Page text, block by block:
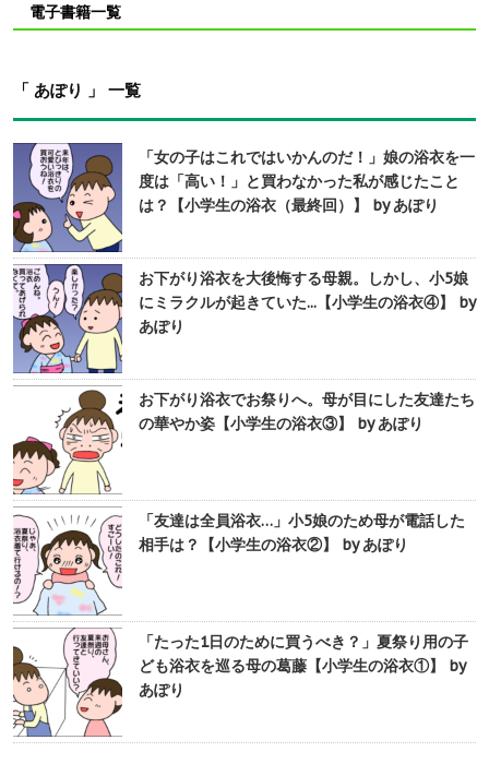
電子書籍一覧
「 あぽり 」 一覧
「女の子はこれではいかんのだ！」娘の浴衣を一
度は「高い！」と買わなかった私が感じたこと
は？【小学生の浴衣（最終回）】 by あぽり
お下がり浴衣を大後悔する母親。しかし、小5娘
にミラクルが起きていた...【小学生の浴衣④】 by
あぽり
お下がり浴衣でお祭りへ。母が目にした友達たち
の華やか姿【小学生の浴衣③】 by あぽり
「友達は全員浴衣…」小5娘のため母が電話した
相手は？【小学生の浴衣②】 by あぽり
「たった1日のために買うべき？」夏祭り用の子
ども浴衣を巡る母の葛藤【小学生の浴衣①】 by
あぽり